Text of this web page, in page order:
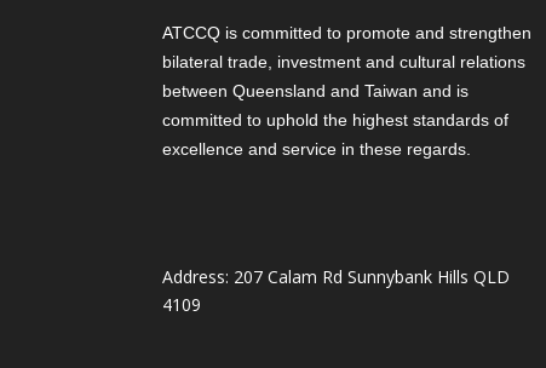
ATCCQ is committed to promote and strengthen
bilateral trade, investment and cultural relations
between Queensland and Taiwan and is
committed to uphold the highest standards of
excellence and service in these regards.
Address: 207 Calam Rd Sunnybank Hills QLD
4109